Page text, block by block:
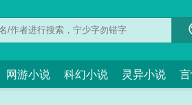
网游小说 科幻小说 灵异小说